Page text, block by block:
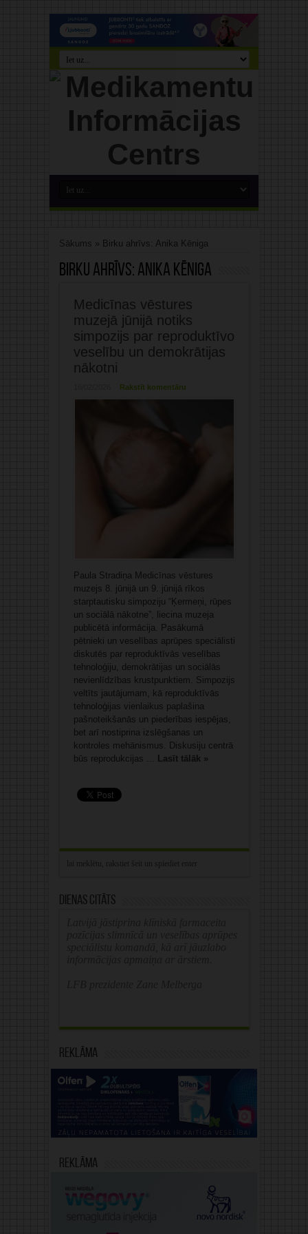
Sākums » Birku ahrīvs: Anika Kēniga
Birku ahrīvs: Anika Kēniga
Medicīnas vēstures
muzejā jūnijā notiks
simpozijs par reproduktīvo
veselību un demokrātijas
nākotni
Rakstīt komentāru
Paula Stradiņa Medicīnas vēstures
muzejs 8. jūnijā un 9. jūnijā rīkos
starptautisku simpoziju “Ķermeņi, rūpes
un sociālā nākotne”, liecina muzeja
publicētā informācija. Pasākumā
pētnieki un veselības aprūpes speciālisti
diskutēs par reproduktīvās veselības
tehnoloģiju, demokrātijas un sociālās
nevienlīdzības krustpunktiem. Simpozijs
veltīts jautājumam, kā reproduktīvās
tehnoloģijas vienlaikus paplašina
pašnoteikšanās un piederības iespējas,
bet arī nostiprina izslēgšanas un
kontroles mehānismus. Diskusiju centrā
būs reprodukcijas ... Lasīt tālāk »
Dienas citāts
Reklāma
Reklāma